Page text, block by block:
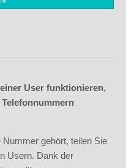
User funktionieren,
gehört, teilen Sie
Usern. Dank der